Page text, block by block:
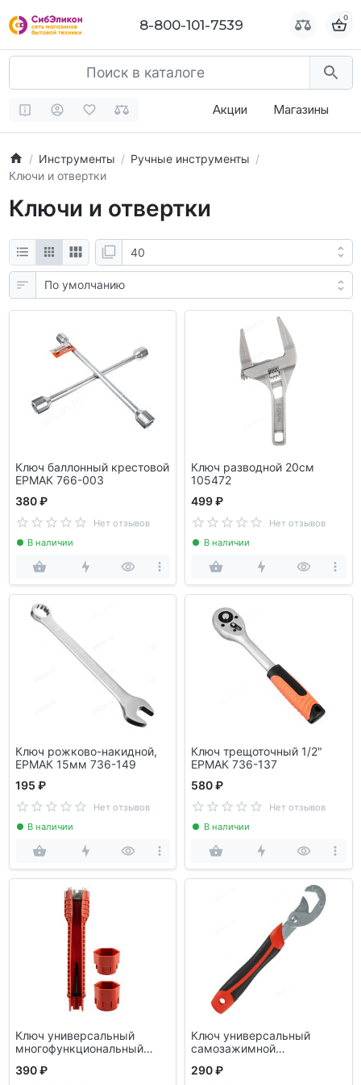
8-800-101-7539 0
Акции Магазины
Инструменты
Ручные инструменты
Ключи и отвертки
Ключи и отвертки
Ключ баллонный крестовой
ЕРМАК 766-003
380 ₽
Нет отзывов
В наличии
Ключ разводной 20см
105472
499 ₽
Нет отзывов
В наличии
Ключ рожково-накидной,
ЕРМАК 15мм 736-149
195 ₽
Нет отзывов
В наличии
Ключ трещоточный 1/2"
ЕРМАК 736-137
580 ₽
Нет отзывов
В наличии
Ключ универсальный
многофункциональный
390 ₽
Ключ универсальный
самозажимной
105136
290 ₽
8-800-101-7539 0